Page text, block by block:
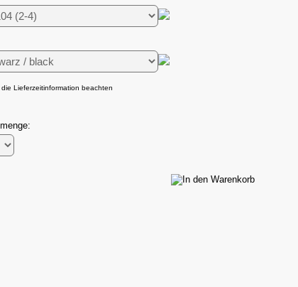
Lieferzeitinformation beachten